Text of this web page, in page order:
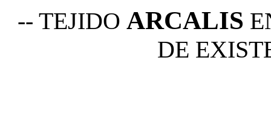
-- TEJIDO ARCALIS
DE